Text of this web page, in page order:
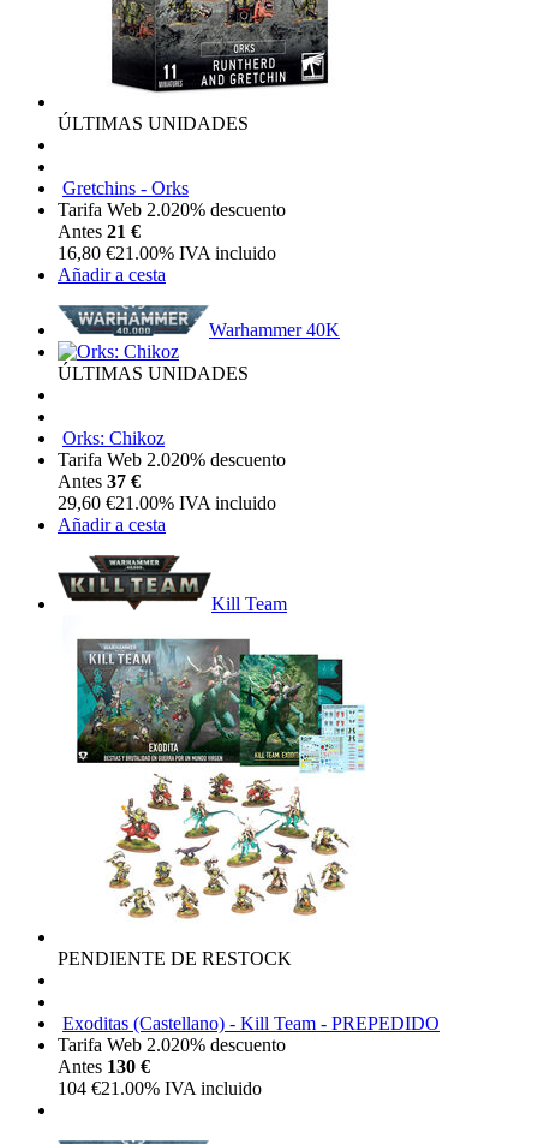
ÚLTIMAS UNIDADES
Gretchins - Orks
Tarifa Web 2.020% descuento
Antes 21 €
16,80 €21.00% IVA incluido
Añadir a cesta
Warhammer 40K
ÚLTIMAS UNIDADES
Orks: Chikoz
Tarifa Web 2.020% descuento
Antes 37 €
29,60 €21.00% IVA incluido
Añadir a cesta
Kill Team
PENDIENTE DE RESTOCK
Exoditas (Castellano) - Kill Team - PREPEDIDO
Tarifa Web 2.020% descuento
Antes 130 €
104 €21.00% IVA incluido